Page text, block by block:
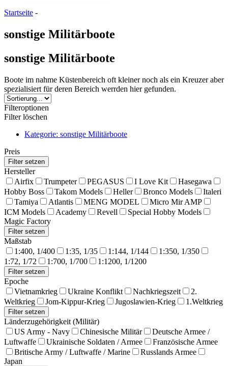
Startseite -
sonstige Militärboote
sonstige Militärboote
Boote im nahme Küstenbereich oft kleiner noch als ein Kreuzer aber
spezialisiert für deren Bereich werrden hier gefunden.
Filteroptionen
Filter löschen
Kategorie: sonstige Militärboote
Preis
Hersteller
Airfix
Trumpeter PEGASUS I Love Kit
Hasegawa
Hobby Boss
Takom Models Heller Bronco Models
Italeri
Tamiya
Atlantis MENG MODEL
Micro Mir AMP
ICM Models
Academy Revell
Special Hobby Models
Magic Factory
Maßstab
1:400, 1/400
1:35, 1/35 1:144, 1/144
1:350, 1/350
1:72, 1/72
1:700, 1/700 1:1200, 1/1200
Epoche
Vietnamkrieg
Ukraine Konflikt Nachkriegszeit
2.
Weltkrieg
Jom-Kippur-Krieg Jugoslawien-Krieg 1.Weltkrieg
Länderzugehörigkeit (Militär)
US Army - Navy
Chinesische Militär
Deutsche Armee /
Luftwaffe
Ukrainische Soldaten / Armee
Französische Armee
Britische Army / Luftwaffe / Marine
Russlands Armee
Japan